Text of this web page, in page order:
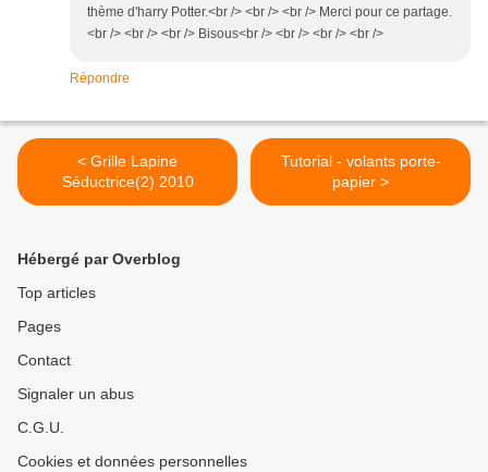
thème d'harry Potter.<br /> <br /> <br /> Merci pour ce partage.
<br /> <br /> <br /> Bisous<br /> <br /> <br /> <br />
Répondre
< Grille Lapine
Séductrice(2) 2010
Tutorial - volants porte-
papier >
Hébergé par Overblog
Top articles
Pages
Contact
Signaler un abus
C.G.U.
Cookies et données personnelles